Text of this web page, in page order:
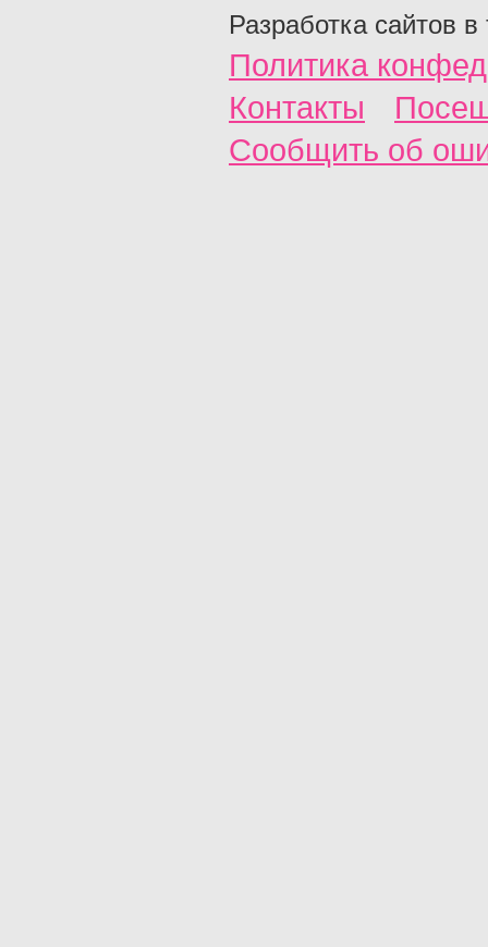
Разработка сайтов в
Политика
Контакты
Сообщить об